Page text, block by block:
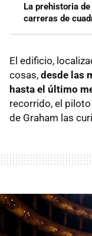
La prehistoria
carreras de
El edificio,
cosas, desde las
hasta el último
recorrido, el
de Graham las